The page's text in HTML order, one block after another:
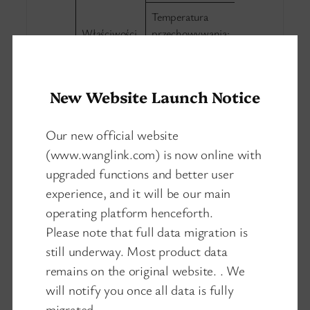
Właściwości
Temperatura
przechowywania:
względna: 5% ~
kondensacji)
Wymiany
Przepustowość:
11,2 Gb/s
Prędkość
przekazywania
pakietów (całe
urządzenie): 8,2
M/z
Sposób
New Website Launch Notice
Our new official website
(www.wanglink.com) is now online with
upgraded functions and better user
experience, and it will be our main
operating platform henceforth.
Please note that full data migration is
still underway. Most product data
remains on the original website. . We
will notify you once all data is fully